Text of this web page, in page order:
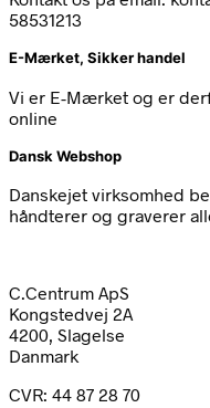
58531213
E-Mærket, Sikker handel
Vi er E-Mærket og er
online
Dansk Webshop
Danskejet virksomhed
håndterer og graverer
C.Centrum ApS
Kongstedvej 2A
4200, Slagelse
Danmark
CVR: 44 87 28 70